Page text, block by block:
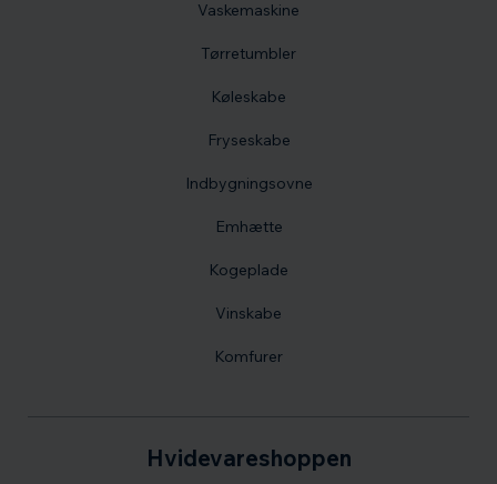
Hvidevareshoppen
Vaskemaskine
Tørretumbler
Køleskabe
Fryseskabe
Indbygningsovne
Emhætte
Kogeplade
Vinskabe
Komfurer